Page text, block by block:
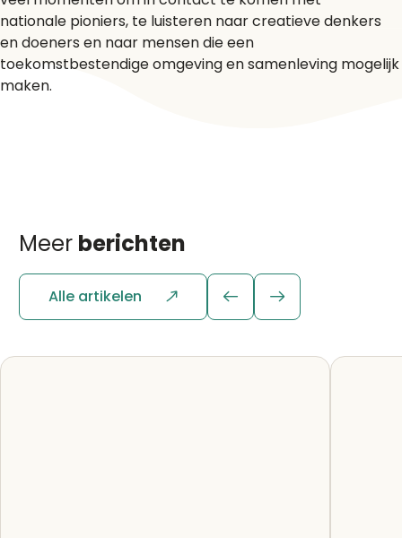
nationale pioniers, te luisteren naar creatieve denkers
en doeners en naar mensen die een
toekomstbestendige omgeving en samenleving mogelijk
maken.
Meer berichten
Alle artikelen